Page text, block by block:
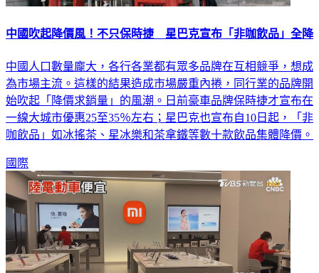
中國吹起降價風！不只保時捷 星巴克宣布「非咖飲品」全降
中國人口數量龐大，各行各業都有眾多品牌在互相競爭，想成
為市場主流。這樣的結果造成市場嚴重內捲，同行業的品牌開
始吹起「降價求銷量」的風潮。日前豪車品牌保時捷才宣布在
一線大城市優惠25至35％左右；星巴克也宣布自10日起，「非
咖飲品」如冰搖茶、星冰樂和茶拿鐵等數十款飲品集體降價。
國際